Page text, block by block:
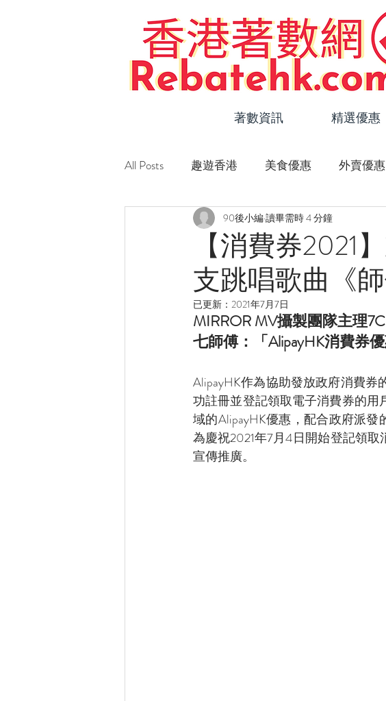
著數資訊 精選優惠
All Posts 趣遊香港 美食優惠 外賣優惠
Staycation 優惠 新店速遞 潮流玩物
【消費券2021
支跳唱歌曲《
90後小編讀畢需時 4 分鐘
已更新： 2021年7月7日
MIRROR MV攝製團隊主理
七師傅：「AlipayHK消費券
AlipayHK作為協助發放政府消費
功註冊並登記領取電子消費券的用
域的AlipayHK優惠，配合政府派
為慶祝2021年7月4日開始登記領
宣傳推廣。